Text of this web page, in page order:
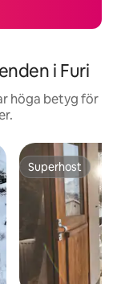
i Furi
höga betyg för
Superhost
Superhost